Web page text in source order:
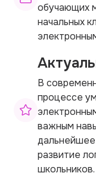
обучающих
начальных
В
процессе
важным
развитие
школьников.